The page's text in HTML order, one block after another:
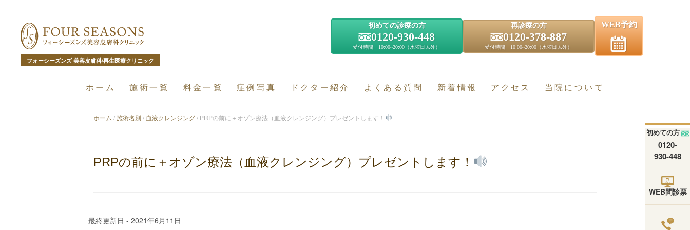
フォーシーズンズ 美容皮膚科/再生医療クリニック
初めての診療の方
0120-930-448
受付時間 10:00~20:00（水曜日以外）
再診療の方
0120-378-887
受付時間 10:00~20:00（水曜日以外）
WEB予約
初めての方
0120-
930-448
WEB問診票
ホーム 施術一覧 料金一覧 症例写真 ドクター紹介 よくある質問 新着情報 アクセス 当院について
ホーム /施術名別/ 血液クレンジング/ PRPの前に＋オゾン療法（血液クレンジング）プレゼントします！
PRPの前に＋オゾン療法（血液クレンジング）プレゼントします！
最終更新日 - 2021年6月11日